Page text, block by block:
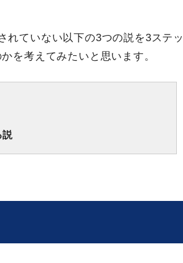
れていない以下の3つの説を3ステッ
を考えてみたいと思います。
説